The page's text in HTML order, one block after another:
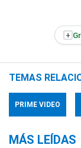
+
TEMAS
PRIME VIDEO
MÁS LEÍDAS